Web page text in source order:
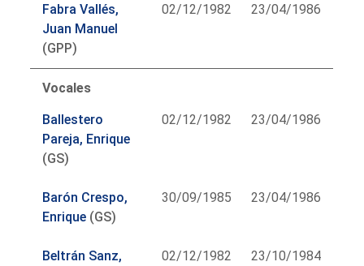
Fabra Vallés,
Juan Manuel
(GPP)
02/12/1982 23/04/1986
Vocales
Ballestero
Pareja, Enrique
(GS)
02/12/1982 23/04/1986
Barón Crespo,
Enrique (GS)
30/09/1985 23/04/1986
Beltrán Sanz,
02/12/1982 23/10/1984